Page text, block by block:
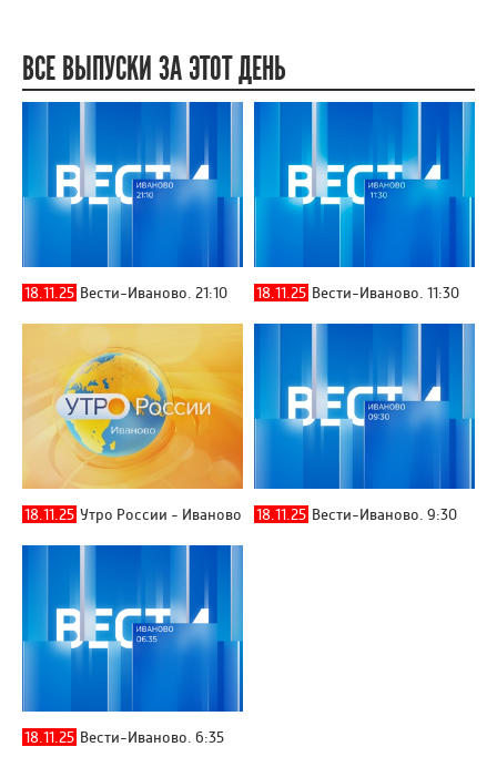
ВСЕ ВЫПУСКИ ЗА ЭТОТ ДЕНЬ
18.11.25 Вести-Иваново. 21:10 18.11.25 Вести-Иваново. 11:30
18.11.25 Утро России - Иваново 18.11.25 Вести-Иваново. 9:30
18.11.25 Вести-Иваново. 6:35